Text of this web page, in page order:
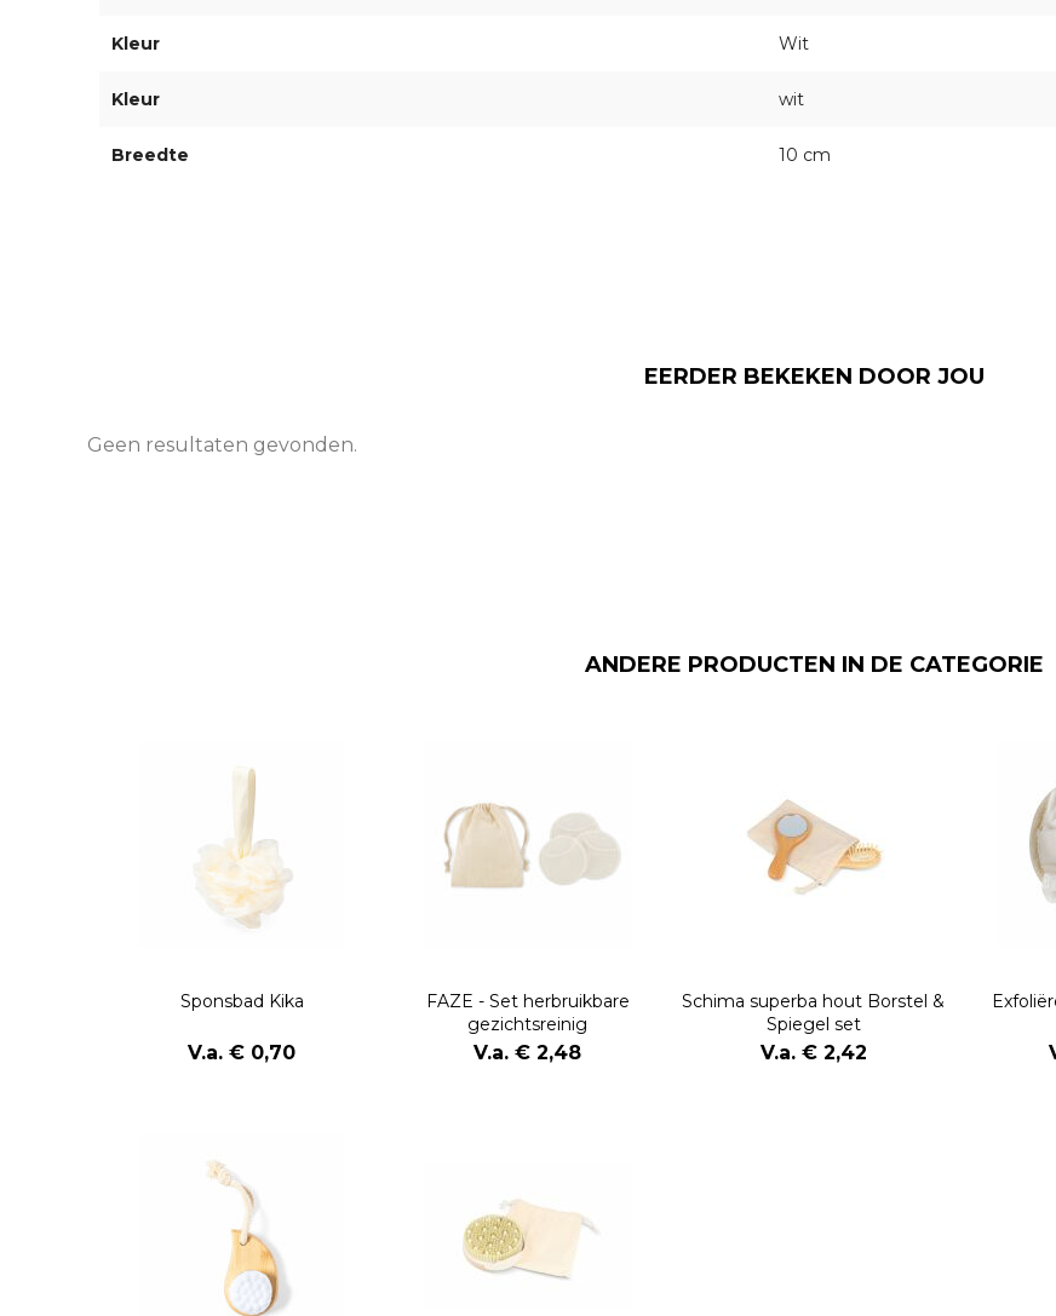
Kleur Wit
Kleur wit
Breedte 10 cm
EERDER BEKEKEN DOOR JOU
Geen resultaten gevonden.
ANDERE PRODUCTEN IN DE CATEGORIE
Sponsbad Kika
V.a. € 0,70
FAZE - Set herbruikbare
gezichtsreinig
V.a. € 2,48
Schima superba hout Borstel &
Spiegel set
V.a. € 2,42